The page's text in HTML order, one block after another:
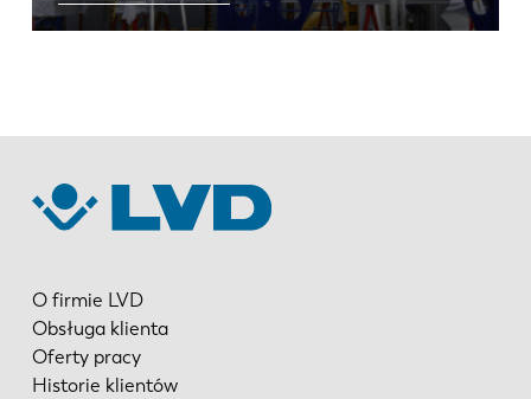
O firmie LVD
Obsługa klienta
Oferty pracy
Historie klientów